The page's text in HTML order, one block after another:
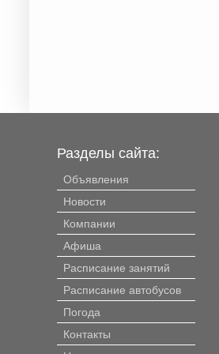
Разделы сайта:
Объявления
Новости
Компании
Афиша
Расписание занятий
Расписание автобусов
Погода
Контакты